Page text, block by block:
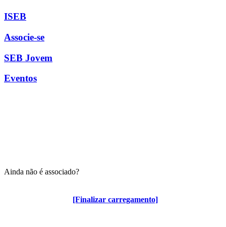
[Finalizar carregamento]
ISEB
Associe-se
SEB Jovem
Eventos
Ainda não é associado?
Algumas vantagens para associados